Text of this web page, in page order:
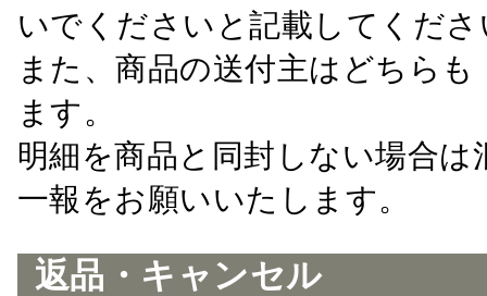
いでくださいと記載してくださ
また、商品の送付主はどちら
ます。
明細を商品と同封しない場合
一報をお願いいたします。
返品・キャンセル